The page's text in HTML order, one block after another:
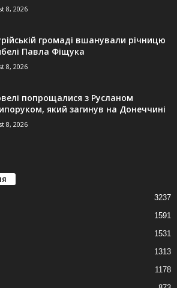
8, 2026
громаді вшанували річницю
Павла Фіщука
8, 2026
попрощалися з Русланом
який загинув на Донеччині
8, 2026
3237
1591
1531
1313
1178